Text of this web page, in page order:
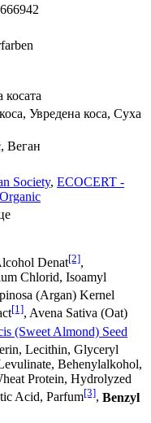
косата
Увредена коса, Суха
Веган
Society, ECOCERT -
Denat[2],
Chlorid, Isoamyl
(Argan) Kernel
[1], Avena Sativa (Oat)
(Sweet Almond) Seed
Lecithin, Glyceryl
Behenylalkohol,
Protein, Hydrolyzed
Acid, Parfum[3], Benzyl